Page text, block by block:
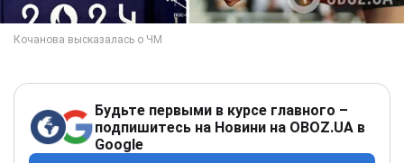
Будьте первыми в курсе главного –
подпишитесь на Новини на OBOZ.UA в
Google